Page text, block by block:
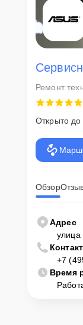
сохранность
ремонтируемых
действующим
Как
Для запуска
нужно просто
горячей линии:
диагностику,
Ремонт
Открыто до
Обзор
Адрес
+7
Время